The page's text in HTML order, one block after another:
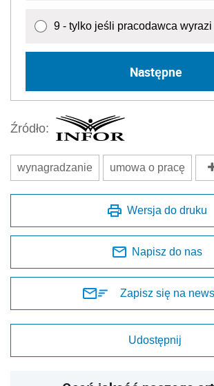
Wersja do druku
Napisz do nas
Udostępnij
Oceń jakość naszego